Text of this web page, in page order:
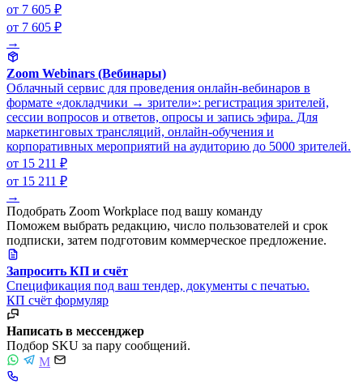
от 7 605 ₽
от 7 605 ₽
→
Zoom Webinars (Вебинары)
Облачный сервис для проведения онлайн-вебинаров в
формате «докладчики → зрители»: регистрация зрителей,
сессии вопросов и ответов, опросы и запись эфира. Для
маркетинговых трансляций, онлайн-обучения и
корпоративных мероприятий на аудиторию до 5000 зрителей.
от 15 211 ₽
от 15 211 ₽
→
Подобрать Zoom Workplace под вашу команду
Поможем выбрать редакцию, число пользователей и срок
подписки, затем подготовим коммерческое предложение.
Запросить КП и счёт
Спецификация под ваш тендер, документы с печатью.
КП счёт формуляр
Написать в мессенджер
Подбор SKU за пару сообщений.
M